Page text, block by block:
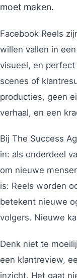
moet maken.
Facebook Reels
willen vallen in
visueel, en
scenes of
producties, geen
verhaal, en een
Bij The Success
in: als onderdeel
om nieuwe
is: Reels worden
betekent nieuwe
volgers. Nieuwe
Denk niet te
een klantreview,
inzicht. Het gaat